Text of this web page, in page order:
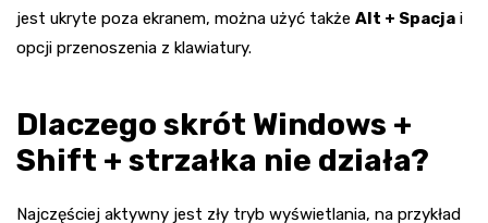
jest ukryte poza ekranem, można użyć także Alt + Spacja i
opcji przenoszenia z klawiatury.
Dlaczego skrót Windows +
Shift + strzałka nie działa?
Najczęściej aktywny jest zły tryb wyświetlania, na przykład